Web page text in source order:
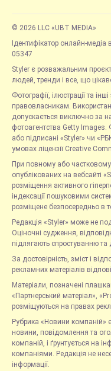
© 2026 LLC «UBT MEDIA»
Ідентифікатор онлайн-медіа
05347
Styler є розважальним
людей, тренди і все, що
Фотографії, ілюстрації та
правовласникам.
допускається виключно за
фотоагентства Getty Images.
або підписані «Styler» чи
умовах ліцензії Creative
При повному або частковому
опублікованих на вебсайті
розміщення активного
індексації пошуковими
розміщене безпосередньо в
Редакція «Styler» може не
Оціночні судження,
підлягають спростуванню та
За достовірність, зміст і
рекламних матеріалів
Матеріали, позначені
«Партнерський матеріал»,
розміщуються на правах
Рубрика «Новини компаній»
новини, повідомлення та
компаній, і ґрунтується на
компаніями. Редакція не несе
інформації.